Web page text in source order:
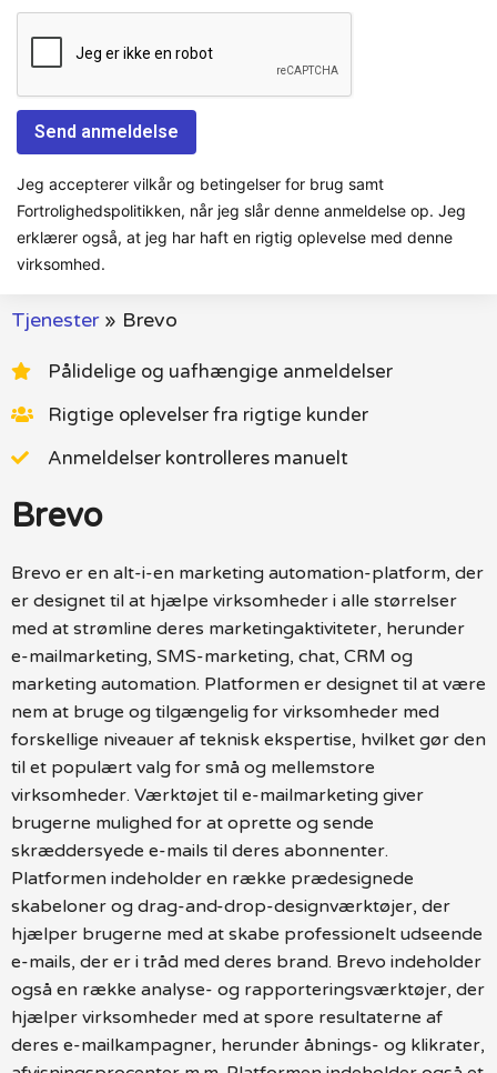
Jeg accepterer vilkår og betingelser for brug samt
Fortrolighedspolitikken, når jeg slår denne anmeldelse op. Jeg
erklærer også, at jeg har haft en rigtig oplevelse med denne
virksomhed.
Tjenester» Brevo
Pålidelige og uafhængige anmeldelser
Rigtige oplevelser fra rigtige kunder
Anmeldelser kontrolleres manuelt
Brevo
Brevo er en alt-i-en marketing automation-platform, der
er designet til at hjælpe virksomheder i alle størrelser
med at strømline deres marketingaktiviteter, herunder
e-mailmarketing, SMS-marketing, chat, CRM og
marketing automation. Platformen er designet til at være
nem at bruge og tilgængelig for virksomheder med
forskellige niveauer af teknisk ekspertise, hvilket gør den
til et populært valg for små og mellemstore
virksomheder. Værktøjet til e-mailmarketing giver
brugerne mulighed for at oprette og sende
skræddersyede e-mails til deres abonnenter.
Platformen indeholder en række prædesignede
skabeloner og drag-and-drop-designværktøjer, der
hjælper brugerne med at skabe professionelt udseende
e-mails, der er i tråd med deres brand. Brevo indeholder
også en række analyse- og rapporteringsværktøjer, der
hjælper virksomheder med at spore resultaterne af
deres e-mailkampagner, herunder åbnings- og klikrater,